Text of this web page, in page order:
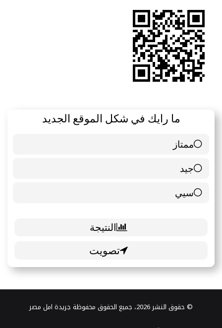
ما رايك في شكل الموقع الجديد
ممتاز
6 ( 85.71 % )
جيد
0 ( 0 % )
سيي
1 ( 14.29 % )
© حقوق النشر 2026، جميع الحقوق محفوظة جريدة امل مصر